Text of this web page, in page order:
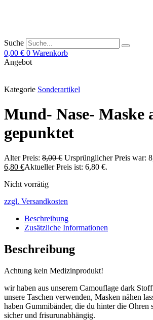
Suche
0,00 € 0 Warenkorb
Angebot
Kategorie Sonderartikel
Mund- Nase- Maske
gepunktet
Alter Preis: 8,00€ Ursprünglicher Preis war:
6,80 €Aktueller Preis ist: 6,80 €.
Nicht vorrätig
zzgl. Versandkosten
Beschreibung
Zusätzliche Informationen
Beschreibung
Achtung kein Medizinprodukt!
wir haben aus unserem Camouflage dark
unsere Taschen verwenden, Masken nähen
haben Gummibänder, die du hinter die Ohren
sicher und frisurunabhängig.